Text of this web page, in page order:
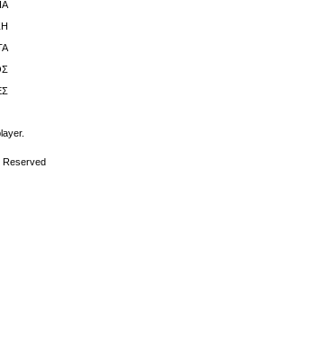
Reserved